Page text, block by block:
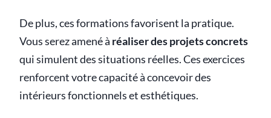
De plus, ces formations favorisent la pratique.
Vous serez amené à réaliser des projets concrets
qui simulent des situations réelles. Ces exercices
renforcent votre capacité à concevoir des
intérieurs fonctionnels et esthétiques.